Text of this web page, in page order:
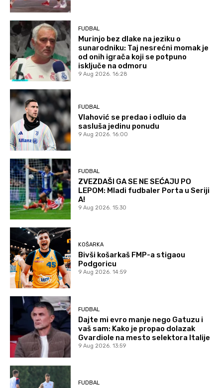
FUDBAL
Murinjo bez dlake na jeziku o
sunarodniku: Taj nesrećni momak je
od onih igrača koji se potpuno
isključe na odmoru
9 Aug 2026. 16:28
FUDBAL
Vlahović se predao i odluio da
sasluša jedinu ponudu
9 Aug 2026. 16:00
FUDBAL
ZVEZDAŠI GA SE NE SEĆAJU PO
LEPOM: Mladi fudbaler Porta u Seriji
A!
9 Aug 2026. 15:30
KOŠARKA
Bivši košarkaš FMP-a stigaou
Podgoricu
9 Aug 2026. 14:59
FUDBAL
Dajte mi evro manje nego Gatuzu i
vaš sam: Kako je propao dolazak
Gvardiole na mesto selektora Italije
9 Aug 2026. 13:59
FUDBAL